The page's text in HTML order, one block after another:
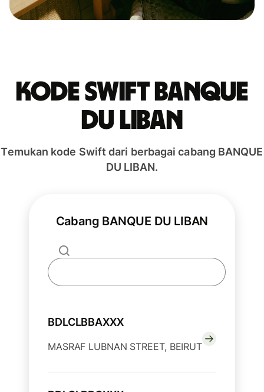
Kode Swift BANQUE
DU LIBAN
Temukan kode Swift dari berbagai cabang BANQUE
DU LIBAN.
Cabang BANQUE DU LIBAN
BDLCLBBAXXX
MASRAF LUBNAN STREET, BEIRUT